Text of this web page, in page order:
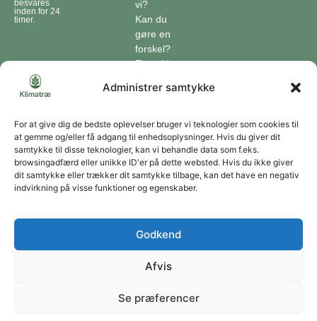
Administrer samtykke
For at give dig de bedste oplevelser bruger vi teknologier som cookies til
at gemme og/eller få adgang til enhedsoplysninger. Hvis du giver dit
samtykke til disse teknologier, kan vi behandle data som f.eks.
browsingadfærd eller unikke ID'er på dette websted. Hvis du ikke giver
dit samtykke eller trækker dit samtykke tilbage, kan det have en negativ
indvirkning på visse funktioner og egenskaber.
Godkend
Afvis
Se præferencer
besvares
inden for 24
timer.
vi?
Kan du
gøre en
forskel?
En guide
Klimaordbogen
optager
træer
co2?
Forbliv forbundet
Du kan til enhver tid afmelde dig ved at bruge linket i vores nyhedsbrev. Jeg accepterer
at modtage dine nyhedsbreve og accepterer databeskyttelseserklæringen.